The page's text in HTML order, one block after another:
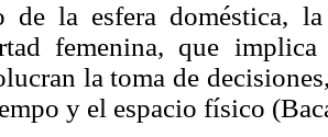
de la esfera doméstica,
femenina, que
la toma de
y el espacio físico